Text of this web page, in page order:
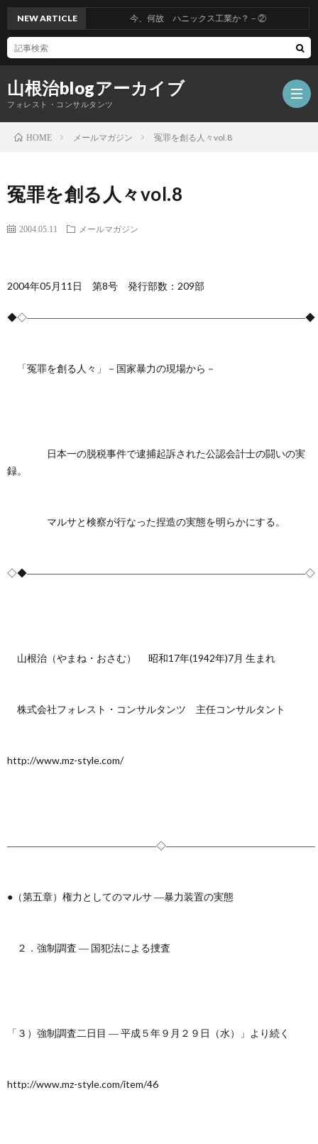
山根治blogアーカイブ
フォレスト・コンサルタンツ
NEW ARTICLE 今、何故 ハニックス工業か？－②
HOME メールマガジン 冤罪を創る人々vol.8
冤罪を創る人々vol.8
2004.05.11 メールマガジン
2004年05月11日 第8号 発行部数：209部
◆◇――――――――――――――――――――――――――――◆
「冤罪を創る人々」－国家暴力の現場から－
日本一の脱税事件で逮捕起訴された公認会計士の闘いの実
録。
マルサと検察が行なった捏造の実態を明らかにする。
◇◆――――――――――――――――――――――――――――◇
山根治（やまね・おさむ） 昭和17年(1942年)7月 生まれ
株式会社フォレスト・コンサルタンツ 主任コンサルタント
http://www.mz-style.com/
―――――――――――――――◇―――――――――――――――
●（第五章）権力としてのマルサ ―暴力装置の実態
２．強制調査 ― 国犯法による捜査
「３）強制調査二日目 ― 平成５年９月２９日（水）」より続く
http://www.mz-style.com/item/46